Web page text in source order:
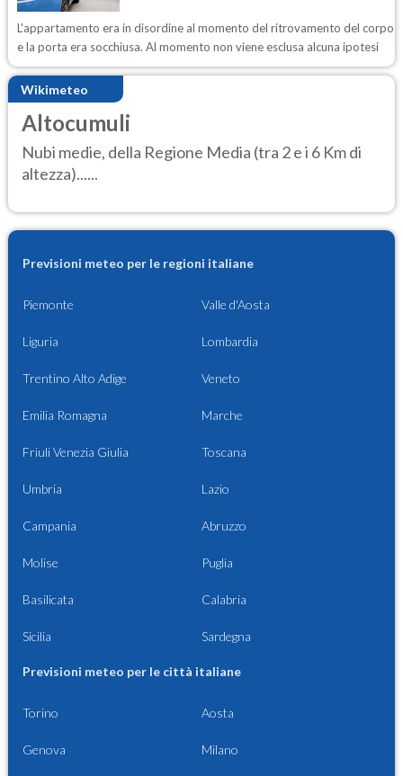
L'appartamento era in disordine al momento del ritrovamento del corpo
e la porta era socchiusa. Al momento non viene esclusa alcuna ipotesi
Wikimeteo
Altocumuli
Nubi medie, della Regione Media (tra 2 e i 6 Km di
altezza)......
Previsioni meteo per le regioni italiane
Piemonte Valle d'Aosta
Liguria Lombardia
Trentino Alto Adige Veneto
Emilia Romagna Marche
Friuli Venezia Giulia Toscana
Umbria Lazio
Campania Abruzzo
Molise Puglia
Basilicata Calabria
Sicilia Sardegna
Previsioni meteo per le città italiane
Torino Aosta
Genova Milano